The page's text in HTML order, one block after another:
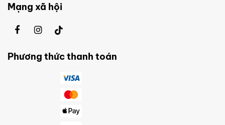
Mạng xã hội
Phương thức thanh toán